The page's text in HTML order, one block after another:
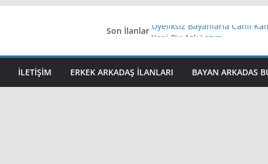
Son İlanlar Üyeliksiz Bayanlarla Canlı
Ağrıli Suriyeli Bayanlar
İstanbul arkadaş arıyorum
İLETIŞIM ERKEK ARKADAŞ ILANLARI BAYAN ARKADAS